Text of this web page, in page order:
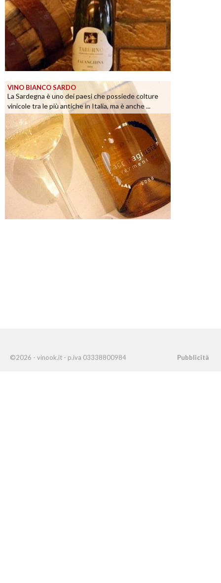
VINO BIANCO SARDO
La Sardegna è uno dei paesi che possiede colture
vinicole tra le più antiche in Italia, ma è anche ...
©2026 - vinook.it - p.iva 03338800984 Pubblicità